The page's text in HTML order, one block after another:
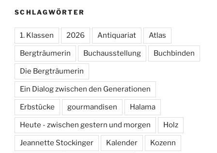
SCHLAGWÖRTER
1. Klassen 2026 Antiquariat Atlas
Bergträumerin Buchausstellung Buchbinden
Die Bergträumerin
Ein Dialog zwischen den Generationen
Erbstücke gourmandisen Halama
Heute - zwischen gestern und morgen Holz
Jeannette Stockinger Kalender Kozenn